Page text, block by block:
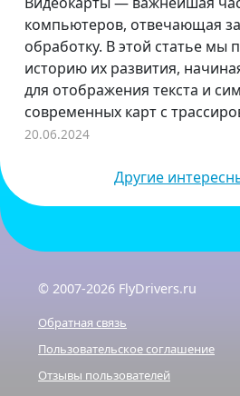
компьютеров, отвечающая
обработку. В этой статье мы
историю их развития,
для отображения текста и
современных карт с
20.06.2024
Другие
© 2007-2026 FlyDrivers.ru
Обратная связь
Пользовательское соглашение
Отзывы пользователей